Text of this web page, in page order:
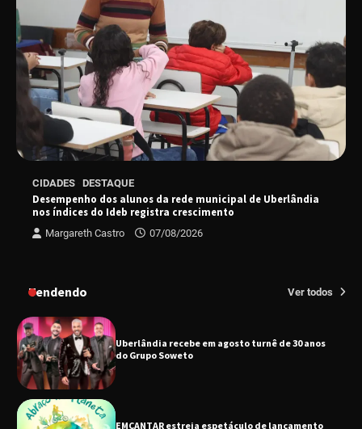
CIDADES DESTAQUE
Desempenho dos alunos da rede municipal de Uberlândia
nos índices do Ideb registra crescimento
Margareth Castro 07/08/2026
Tendendo Ver todos
“Uma prosa de valor” é o tema da roda de
conversa com o diretor e a produtora do
espetáculo Bárbara
“Tom na Fazenda” retorna à Uberlândia após
sucesso absoluto em 2025
Senac em Uberlândia oferece curso gratuito
de Tricologia e Terapia Capilar
EMCANTAR estreia espetáculo de lançamento
do novo álbum Abraço no Planeta
Uberlândia recebe o projeto “Experiência Rio”